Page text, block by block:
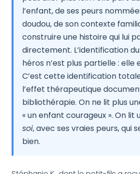
l’enfant, de ses peurs
doudou, de son contexte
construire une histoire qui lui
directement. L’identification
héros n’est plus partielle : elle
C’est cette identification
l’effet thérapeutique
bibliothérapie. On ne lit plus
« un enfant courageux ». On lit
soi, avec ses vraies peurs, qui
bien.